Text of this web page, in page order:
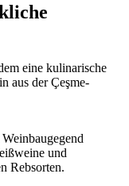
eine kulinarische
aus der Çeşme-
und
Rebsorten.